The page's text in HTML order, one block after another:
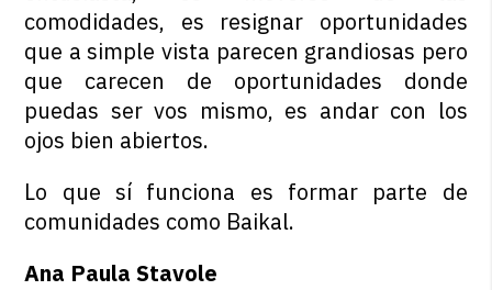
comodidades, es resignar oportunidades
que a simple vista parecen grandiosas pero
que carecen de oportunidades donde
puedas ser vos mismo, es andar con los
ojos bien abiertos.
Lo que sí funciona es formar parte de
comunidades como Baikal.
Ana Paula Stavole